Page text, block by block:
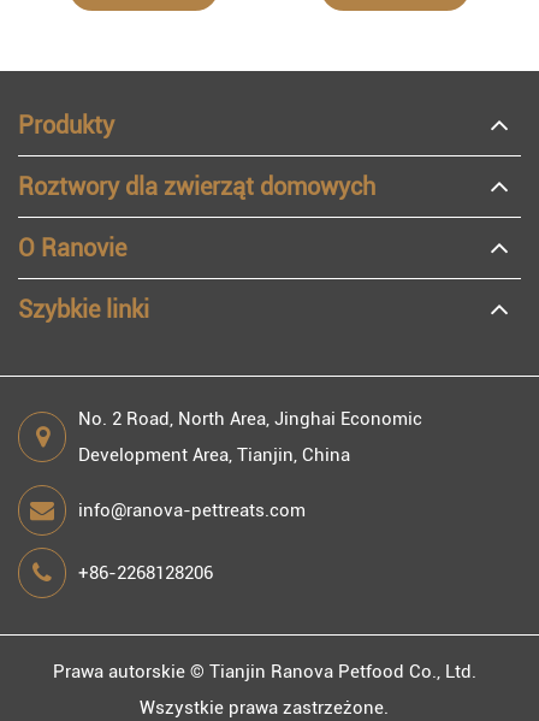
Produkty
Roztwory dla zwierząt domowych
O Ranovie
Szybkie linki
No. 2 Road, North Area, Jinghai Economic
Development Area, Tianjin, China
info@ranova-pettreats.com
+86-2268128206
Prawa autorskie © Tianjin Ranova Petfood Co., Ltd.
Wszystkie prawa zastrzeżone.